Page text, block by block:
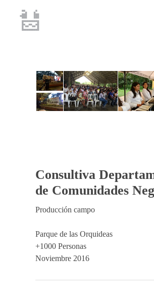
Consultiva
de Comunidades
Producción campo
Parque de las Orquideas
+1000 Personas
Noviembre 2016